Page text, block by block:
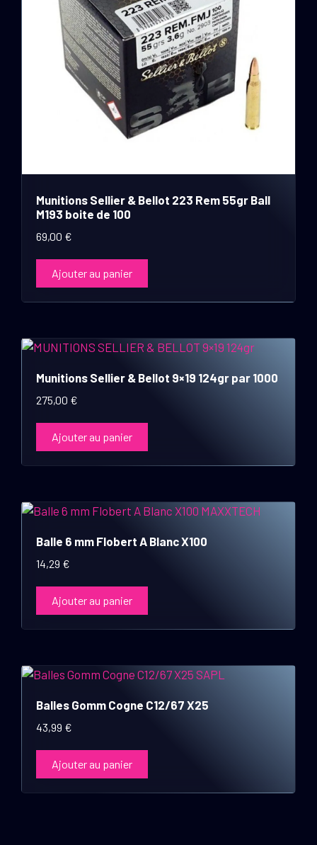
Munitions Sellier & Bellot 223 Rem 55gr Ball
M193 boite de 100
69,00 €
Ajouter au panier
Munitions Sellier & Bellot 9×19 124gr par 1000
275,00 €
Ajouter au panier
Balle 6 mm Flobert A Blanc X100
14,29 €
Ajouter au panier
Balles Gomm Cogne C12/67 X25
43,99 €
Ajouter au panier